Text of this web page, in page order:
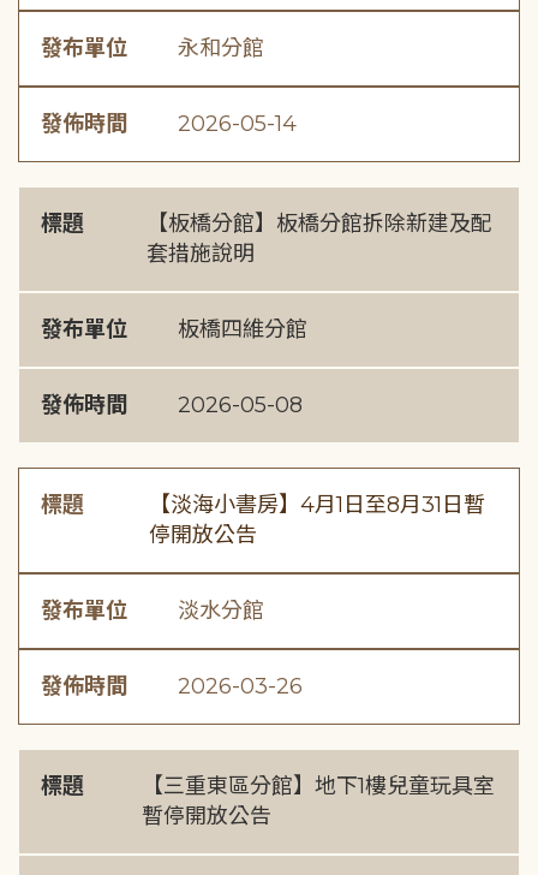
發布單位 永和分館
發佈時間 2026-05-14
標題
【板橋分館】板橋分館拆除新建及配
套措施說明
發布單位 板橋四維分館
發佈時間 2026-05-08
標題
【淡海小書房】4月1日至8月31日暫
停開放公告
發布單位 淡水分館
發佈時間 2026-03-26
標題
【三重東區分館】地下1樓兒童玩具室
暫停開放公告